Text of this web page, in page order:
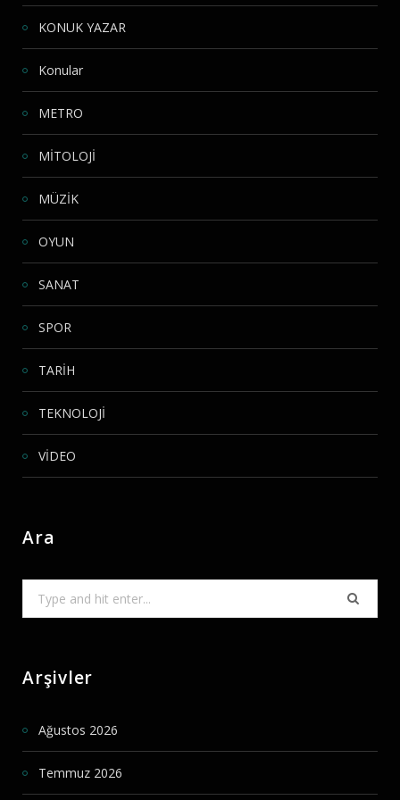
KONUK YAZAR
Konular
METRO
MİTOLOJİ
MÜZİK
OYUN
SANAT
SPOR
TARİH
TEKNOLOJİ
VİDEO
Ara
Arşivler
Ağustos 2026
Temmuz 2026